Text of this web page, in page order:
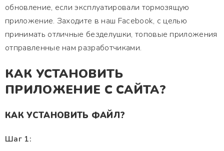
обновление, если эксплуатировали тормозящую
приложение. Заходите в наш Facebook, с целью
принимать отличные безделушки, топовые приложения
отправленные нам разработчиками.
КАК УСТАНОВИТЬ
ПРИЛОЖЕНИЕ С САЙТА?
КАК УСТАНОВИТЬ ФАЙЛ?
Шаг 1: